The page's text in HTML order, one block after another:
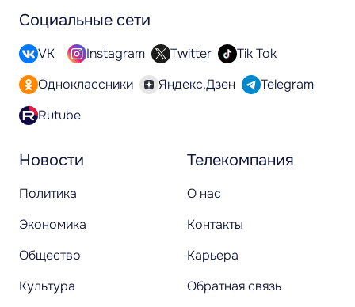
Новости
Политика
Экономика
Общество
Культура
Телекомпания
О нас
Контакты
Карьера
Обратная связь
Социальные сети
VK Instagram Twitter
Tik Tok
Одноклассники
Яндекс.Дзен
Telegram
Rutube